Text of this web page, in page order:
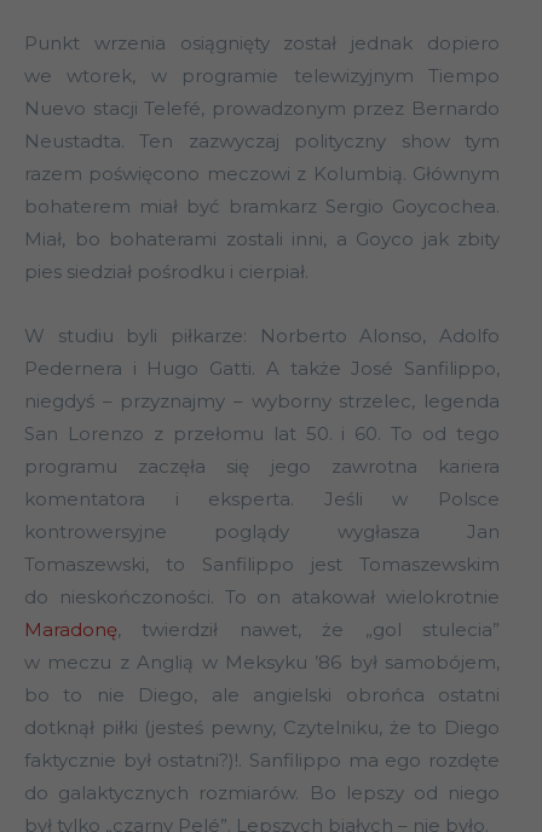
Punkt wrzenia osiągnięty został jednak dopiero
we wtorek, w programie telewizyjnym Tiempo
Nuevo stacji Telefé, prowadzonym przez Bernardo
Neustadta. Ten zazwyczaj polityczny show tym
razem poświęcono meczowi z Kolumbią. Głównym
bohaterem miał być bramkarz Sergio Goycochea.
Miał, bo bohaterami zostali inni, a Goyco jak zbity
pies siedział pośrodku i cierpiał.
W studiu byli piłkarze: Norberto Alonso, Adolfo
Pedernera i Hugo Gatti. A także José Sanfilippo,
niegdyś – przyznajmy – wyborny strzelec, legenda
San Lorenzo z przełomu lat 50. i 60. To od tego
programu zaczęła się jego zawrotna kariera
komentatora i eksperta. Jeśli w Polsce
kontrowersyjne poglądy wygłasza Jan
Tomaszewski, to Sanfilippo jest Tomaszewskim
do nieskończoności. To on atakował wielokrotnie
Maradonę, twierdził nawet, że „gol stulecia”
w meczu z Anglią w Meksyku ’86 był samobójem,
bo to nie Diego, ale angielski obrońca ostatni
dotknął piłki (jesteś pewny, Czytelniku, że to Diego
faktycznie był ostatni?)!. Sanfilippo ma ego rozdęte
do galaktycznych rozmiarów. Bo lepszy od niego
był tylko „czarny Pelé”. Lepszych białych – nie było.